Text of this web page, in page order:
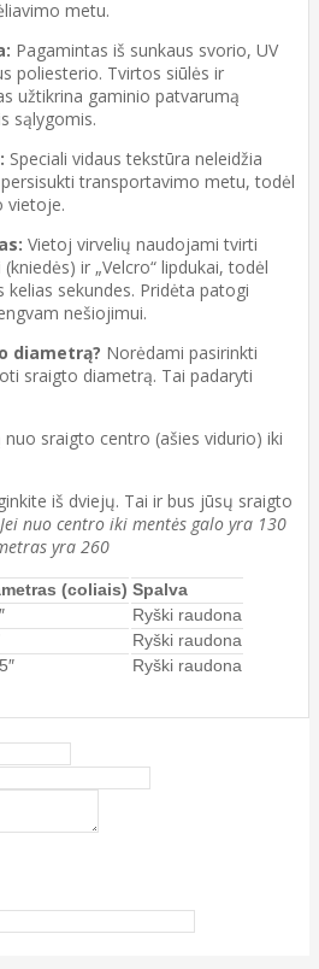
metu.
Pagamintas iš sunkaus svorio, UV
poliesterio. Tvirtos siūlės ir
užtikrina gaminio patvarumą
sąlygomis.
Speciali vidaus tekstūra neleidžia
transportavimo metu, todėl
vietoje.
Vietoj virvelių naudojami tvirti
ir „Velcro“ lipdukai, todėl
sekundes. Pridėta patogi
nešiojimui.
diametrą? Norėdami pasirinkti
sraigto diametrą. Tai padaryti
sraigto centro (ašies vidurio) iki
iš dviejų. Tai ir bus jūsų sraigto
Jei nuo centro iki mentės galo yra 130
yra 260
(coliais) Spalva
Ryški raudona
Ryški raudona
Ryški raudona